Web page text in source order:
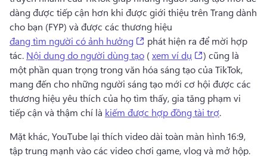
dàng được tiếp cận hơn khi được giới thiệu trên Trang dành
cho bạn (FYP) và được các thương hiệu
đang tìm người có ảnh hưởng
(opens in a new tab)
phát hiện ra để mời hợp
tác. Nội dung do người dùng tạo ( xem ví dụ (opens in a
) cũng là
một phần quan trọng trong văn hóa sáng tạo của TikTok,
mang đến cho những người sáng tạo mới cơ hội được các
thương hiệu yêu thích của họ tìm thấy, gia tăng phạm vi
tiếp cận và thậm chí là kiếm được hợp đồng tài trợ.
Mặt khác, YouTube lại thích video dài toàn màn hình 16:9,